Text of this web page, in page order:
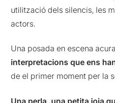
utilització dels silencis, les
actors.
Una posada en escena
interpretacions que ens
de el primer moment per la
Una perla, una petita joia